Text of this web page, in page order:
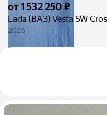
от1 532 250 ₽
Lada (ВАЗ) Vesta SW
2026